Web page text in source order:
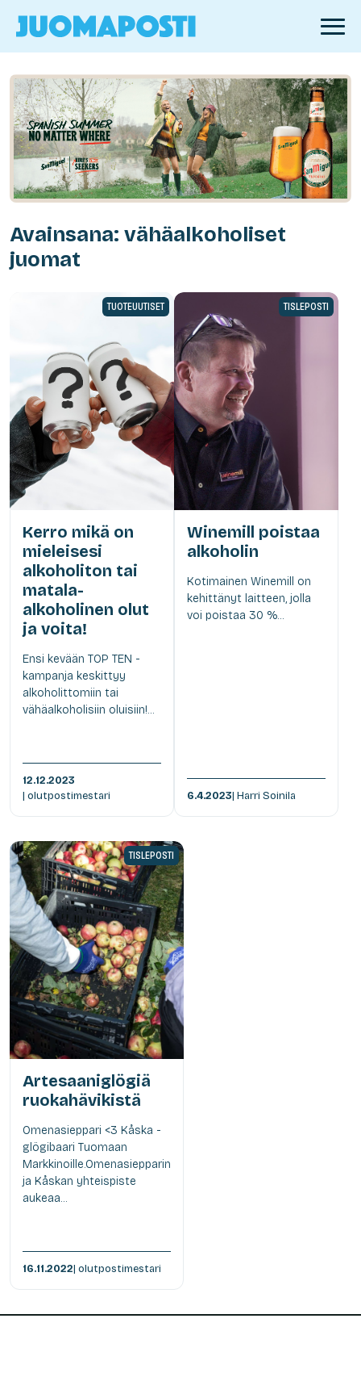
Avainsana: vähäalkoholiset
juomat
TUOTEUUTISET
Kerro mikä on
mieleisesi
alkoholiton tai
matala-
alkoholinen olut
ja voita!
Ensi kevään TOP TEN -
kampanja keskittyy
alkoholittomiin tai
vähäalkoholisiin oluisiin!...
12.12.2023
| olutpostimestari
TISLEPOSTI
Winemill poistaa
alkoholin
Kotimainen Winemill on
kehittänyt laitteen, jolla
voi poistaa 30 %...
6.4.2023| Harri Soinila
TISLEPOSTI
Artesaaniglögiä
ruokahävikistä
Omenasieppari <3 Kåska -
glögibaari Tuomaan
Markkinoille.Omenasiepparin
ja Kåskan yhteispiste
aukeaa...
16.11.2022| olutpostimestari